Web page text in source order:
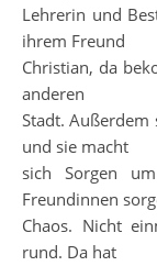
Lehrerin und
ihrem Freund
Christian, da
anderen
Stadt. Außerdem
und sie macht
sich Sorgen
Freundinnen
Chaos. Nicht
rund. Da hat